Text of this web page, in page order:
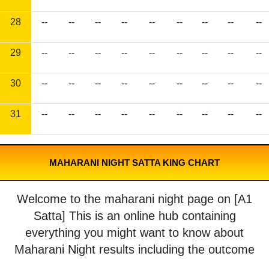
28 -- -- -- -- -- -- -- -- --
29 -- -- -- -- -- -- -- -- --
30 -- -- -- -- -- -- -- -- --
31 -- -- -- -- -- -- -- -- --
MAHARANI NIGHT SATTA KING CHART
Welcome to the maharani night page on [A1
Satta] This is an online hub containing
everything you might want to know about
Maharani Night results including the outcome